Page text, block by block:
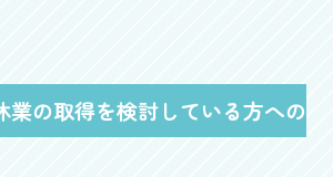
業の取得を検討している方への